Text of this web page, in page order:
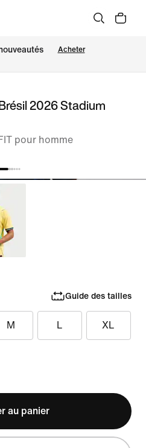
Acheter
2026 Stadium
pour homme
Guide des tailles
M L XL
au panier